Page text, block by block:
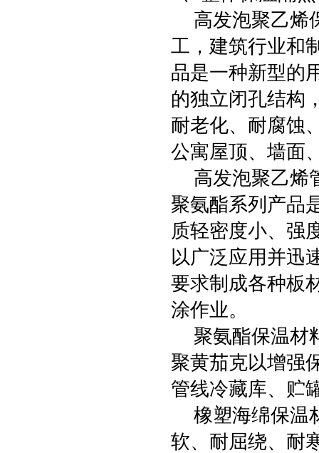
高发泡聚乙烯
工，建筑行业和
品是一种新型的
的独立闭孔结构
耐老化、耐腐蚀
公寓屋顶、墙面
高发泡聚乙烯
聚氨酯系列产品
质轻密度小、强
以广泛应用并迅
要求制成各种板
涂作业。
聚氨酯保温材
聚黄茄克以增强
管线冷藏库、贮
橡塑海绵保温
软、耐屈绕、耐